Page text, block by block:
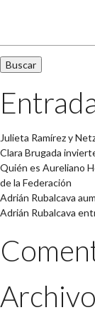
Julieta Ramírez y
Clara Brugada
Quién es Aureliano
de la Federación
Adrián Rubalcava
Adrián Rubalcava